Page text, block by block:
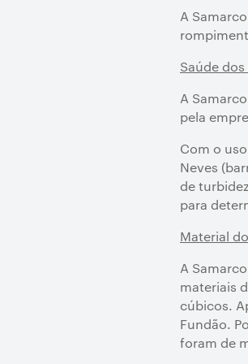
A
Saúde
A
pela
Com o
Neves
de
para
Material
A
materiais
cúbicos.
Fundão.
foram de